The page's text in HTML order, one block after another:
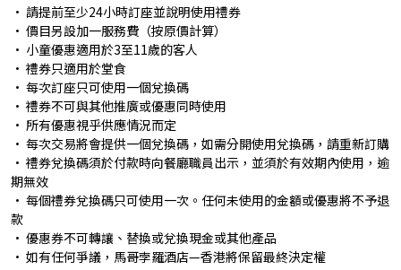
• 請提前至少24小時訂座並說明使用禮券
• 價目另設加一服務費（按原價計算）
• 小童優惠適用於3至11歲的客人
• 禮券只適用於堂食
• 每次訂座只可使用一個兌換碼
• 禮券不可與其他推廣或優惠同時使用
• 所有優惠視乎供應情況而定
• 每次交易將會提供一個兌換碼，如需分開使用兌換碼，請重新訂購
• 禮券兌換碼須於付款時向餐廳職員出示，並須於有效期內使用，逾
期無效
• 每個禮券兌換碼只可使用一次。任何未使用的金額或優惠將不予退
款
• 優惠券不可轉讓、替換或兌換現金或其他產品
• 如有任何爭議，馬哥孛羅酒店—香港將保留最終決定權